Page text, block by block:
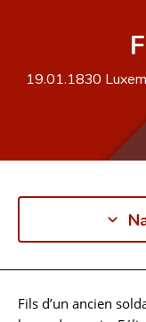
19.01.1830
Fils d’un ancien